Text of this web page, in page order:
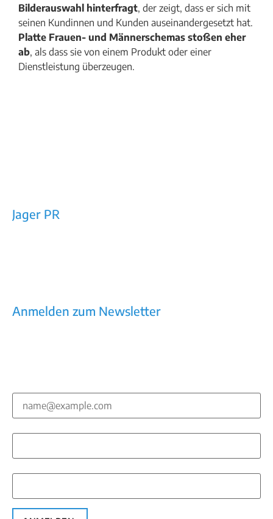
Bilderauswahl hinterfragt, der zeigt, dass er sich mit
seinen Kundinnen und Kunden auseinandergesetzt hat.
Platte Frauen- und Männerschemas stoßen eher
ab, als dass sie von einem Produkt oder einer
Dienstleistung überzeugen.
Jager PR
Anmelden zum Newsletter